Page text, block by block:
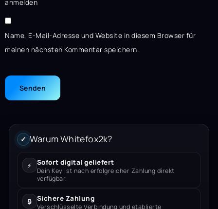
anmelden
Name, E-Mail-Adresse und Website in diesem Browser für
meinen nächsten Kommentar speichern.
✓ Warum Whitefox2k?
⚡ Sofort digital geliefert
Dein Key ist nach erfolgreicher Zahlung direkt
verfügbar.
🔒 Sichere Zahlung
Verschlüsselte Verbindung und etablierte